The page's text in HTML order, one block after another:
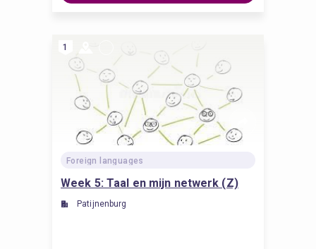
1
Foreign languages
Week 5: Taal en mijn netwerk (Z)
Patijnenburg